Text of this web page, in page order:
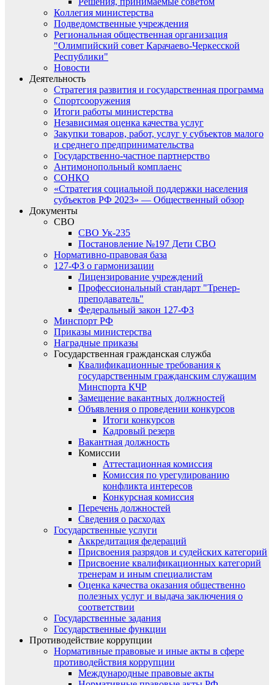
Коллегия министерства
Подведомственные учреждения
Региональная общественная организация
"Олимпийский совет Карачаево-Черкесской
Республики"
Новости
Деятельность
Стратегия развития и государственная программа
Спортсооружения
Итоги работы министерства
Независимая оценка качества услуг
Закупки товаров, работ, услуг у субъектов малого
и среднего предпринимательства
Государственно-частное партнерство
Антимонопольный комплаенс
СОНКО
«Стратегия социальной поддержки населения
субъектов РФ 2023» — Общественный обзор
Документы
СВО
СВО Ук-235
Постановление №197 Дети СВО
Нормативно-правовая база
127-ФЗ о гармонизации
Лицензирование учреждений
Профессиональный стандарт "Тренер-
преподаватель"
Федеральный закон 127-ФЗ
Минспорт РФ
Приказы министерства
Наградные приказы
Государственная гражданская служба
Квалификационные требования к
государственным гражданским служащим
Минспорта КЧР
Замещение вакантных должностей
Объявления о проведении конкурсов
Итоги конкурсов
Кадровый резерв
Вакантная должность
Комиссии
Аттестационная комиссия
Комиссия по урегулированию
конфликта интересов
Конкурсная комиссия
Перечень должностей
Сведения о расходах
Государственные услуги
Аккредитация федераций
Присвоения разрядов и судейских категорий
Присвоение квалификационных категорий
тренерам и иным специалистам
Оценка качества оказания общественно
полезных услуг и выдача заключения о
соответствии
Государственные задания
Государственные функции
Противодействие коррупции
Нормативные правовые и иные акты в сфере
противодействия коррупции
Международные правовые акты